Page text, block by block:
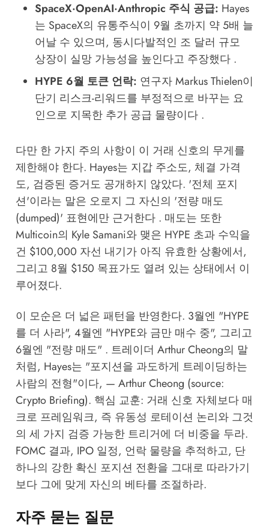
SpaceX·OpenAI·Anthropic 주식 공급: Hayes
는 SpaceX의 유통주식이 9월 초까지 약 5배 늘
어날 수 있으며, 동시다발적인 조 달러 규모
상장이 실망 가능성을 높인다고 주장했다 .
HYPE 6월 토큰 언락: 연구자 Markus Thielen이
단기 리스크-리워드를 부정적으로 바꾸는 요
인으로 지목한 추가 공급 물량이다 .
다만 한 가지 주의 사항이 이 거래 신호의 무게를
제한해야 한다. Hayes는 지갑 주소도, 체결 가격
도, 검증된 증거도 공개하지 않았다. '전체 포지
션'이라는 말은 오로지 그 자신의 '전량 매도
(dumped)' 표현에만 근거한다 . 매도는 또한
Multicoin의 Kyle Samani와 맺은 HYPE 초과 수익을
건 $100,000 자선 내기가 아직 유효한 상황에서,
그리고 8월 $150 목표가도 열려 있는 상태에서 이
루어졌다.
이 모순은 더 넓은 패턴을 반영한다. 3월엔 "HYPE
를 더 사라", 4월엔 "HYPE와 금만 매수 중", 그리고
6월엔 "전량 매도" . 트레이더 Arthur Cheong의 말
처럼, Hayes는 "포지션을 과도하게 트레이딩하는
사람의 전형"이다, — Arthur Cheong (source:
Crypto Briefing). 핵심 교훈: 거래 신호 자체보다 매
크로 프레임워크, 즉 유동성 로테이션 논리와 그것
의 세 가지 검증 가능한 트리거에 더 비중을 두라.
FOMC 결과, IPO 일정, 언락 물량을 추적하고, 단
하나의 강한 확신 포지션 전환을 그대로 따라가기
보다 그에 맞게 자신의 베타를 조절하라.
자주 묻는 질문